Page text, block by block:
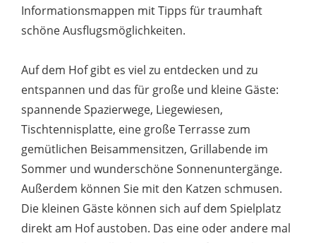
Informationsmappen mit Tipps für traumhaft
schöne Ausflugsmöglichkeiten.
Auf dem Hof gibt es viel zu entdecken und zu
entspannen und das für große und kleine Gäste:
spannende Spazierwege, Liegewiesen,
Tischtennisplatte, eine große Terrasse zum
gemütlichen Beisammensitzen, Grillabende im
Sommer und wunderschöne Sonnenuntergänge.
Außerdem können Sie mit den Katzen schmusen.
Die kleinen Gäste können sich auf dem Spielplatz
direkt am Hof austoben. Das eine oder andere mal